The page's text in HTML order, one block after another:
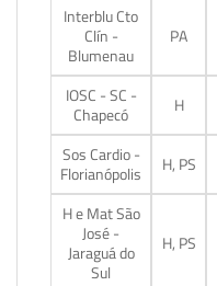
Interblu Cto
Clín -
Blumenau
PA
IOSC - SC -
Chapecó
H
Sos Cardio -
Florianópolis
H, PS
H e Mat São
José -
Jaraguá do
Sul
H, PS